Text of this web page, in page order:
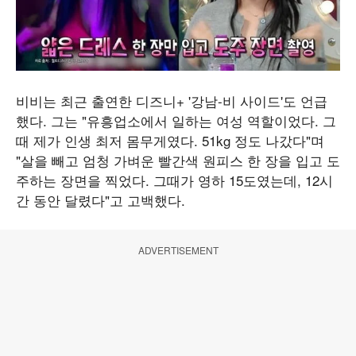
비비는 최근 출연한 디즈니+ '강남-비 사이드'도 언급
했다. 그는 "유흥업소에서 일하는 여성 역할이었다. 그
때 제가 인생 최저 몸무게였다. 51kg 정도 나갔다"며
"살을 빼고 엄청 가벼운 빨간색 원피스 한 장을 입고 도
주하는 장면을 찍었다. 그때가 영하 15도였는데, 12시
간 동안 달렸다"고 고백했다.
ADVERTISEMENT